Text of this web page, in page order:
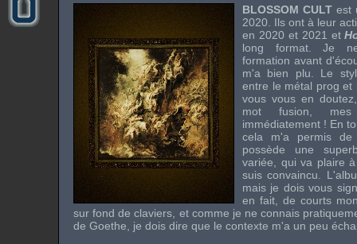
BLOSSOM CULT est
2020. Ils ont à leur
en 2020 et 2021 et
long format. Je
formation avant
m'a bien plu. Le
entre le métal prog et
vous vous en
mot fusion,
immédiatement ! En
cela m'a permis
possède une
variée, qui va plaire
suis convaincu.
mais je dois vous
en fait, de courts
sur fond de claviers, et comme je ne connais
de Goethe, je dois dire que le contexte m'a un peu